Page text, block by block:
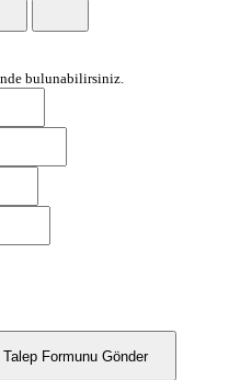
bulunabilirsiniz.
Talep Formunu Gönder